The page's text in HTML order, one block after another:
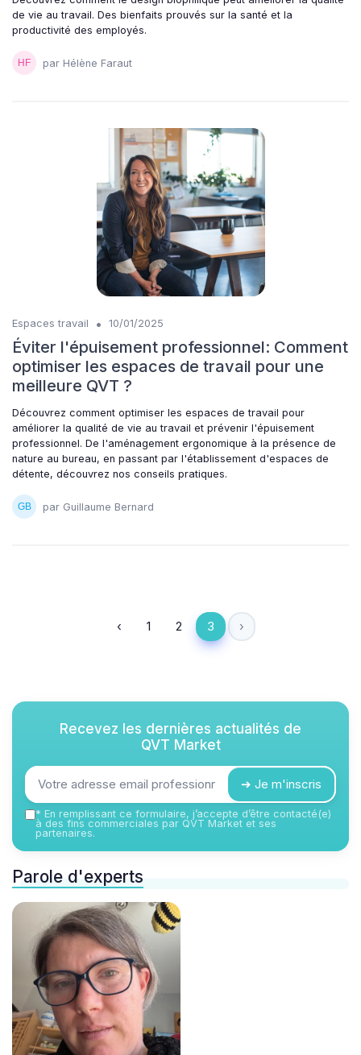
de vie au travail. Des bienfaits prouvés sur la santé et la
productivité des employés.
par Hélène Faraut
Espaces travail • 10/01/2025
Éviter l'épuisement professionnel: Comment
optimiser les espaces de travail pour une
meilleure QVT ?
Découvrez comment optimiser les espaces de travail pour
améliorer la qualité de vie au travail et prévenir l'épuisement
professionnel. De l'aménagement ergonomique à la présence de
nature au bureau, en passant par l'établissement d'espaces de
détente, découvrez nos conseils pratiques.
par Guillaume Bernard
‹ 1 2 3 ›
Recevez les dernières actualités de
QVT Market
➔ Je m'inscris
* En remplissant ce formulaire, j’accepte d’être contacté(e)
à des fins commerciales par QVT Market et ses
partenaires.
Parole d'experts